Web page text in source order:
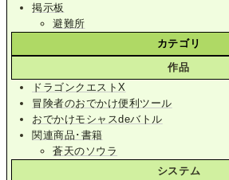
掲示板
避難所
カテゴリ
作品
ドラゴンクエストX
冒険者のおでかけ便利ツール
おでかけモシャスdeバトル
関連商品･書籍
蒼天のソウラ
システム